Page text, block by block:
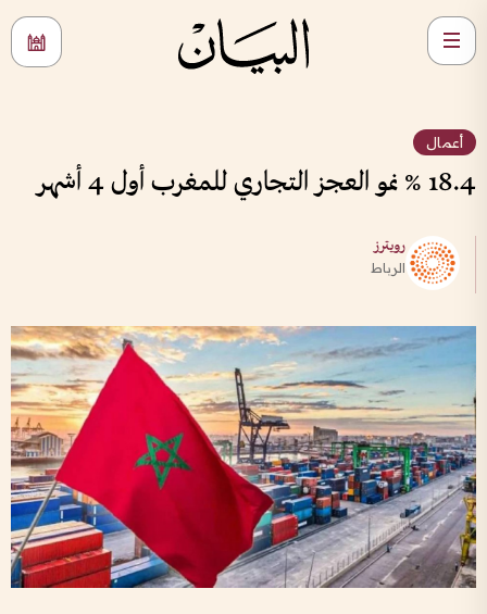
أعمال
18.4 % نمو العجز التجاري للمغرب أول 4 أشهر
رويترز
الرباط